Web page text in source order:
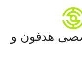
هدفون و